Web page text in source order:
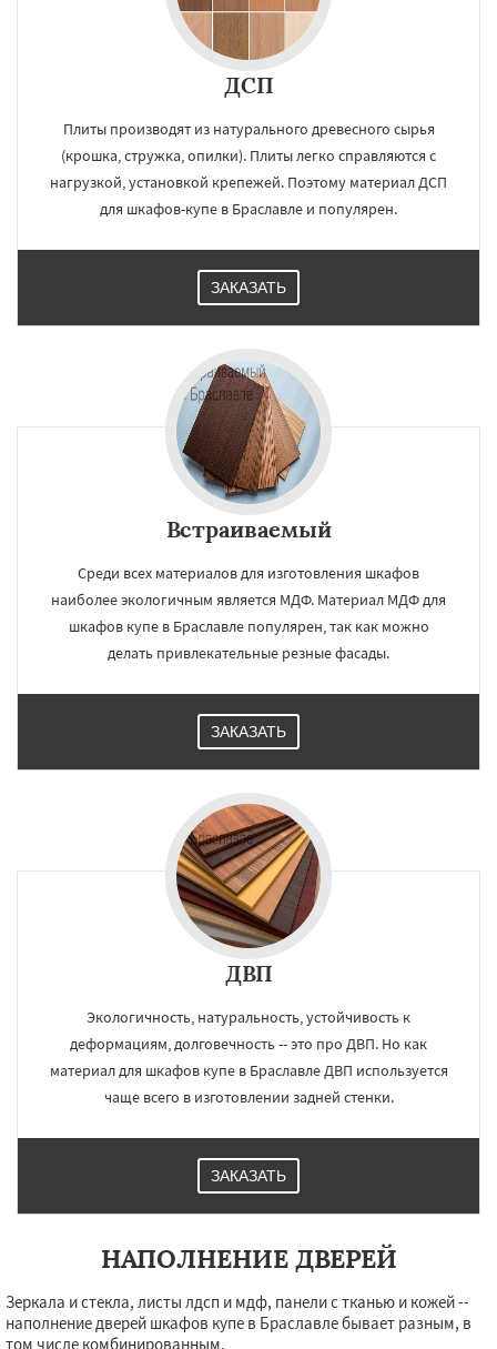
ДСП
Плиты производят из натурального древесного сырья
(крошка, стружка, опилки). Плиты легко справляются с
нагрузкой, установкой крепежей. Поэтому материал ДСП
для шкафов-купе в Браславле и популярен.
ЗАКАЗАТЬ
Встраиваемый
Среди всех материалов для изготовления шкафов
наиболее экологичным является МДФ. Материал МДФ для
шкафов купе в Браславле популярен, так как можно
делать привлекательные резные фасады.
ЗАКАЗАТЬ
ДВП
Экологичность, натуральность, устойчивость к
деформациям, долговечность -- это про ДВП. Но как
материал для шкафов купе в Браславле ДВП используется
чаще всего в изготовлении задней стенки.
ЗАКАЗАТЬ
НАПОЛНЕНИЕ ДВЕРЕЙ
Зеркала и стекла, листы лдсп и мдф, панели с тканью и кожей --
наполнение дверей шкафов купе в Браславле бывает разным, в
том числе комбинированным.